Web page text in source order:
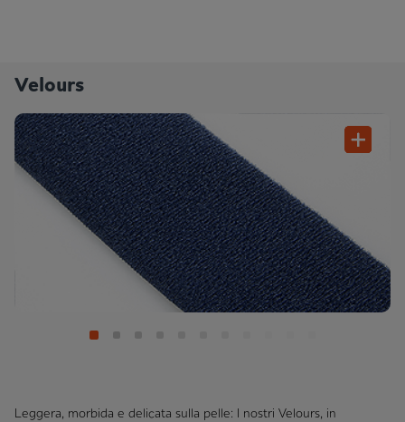
Velours
Leggera, morbida e delicata sulla pelle: I nostri Velours, in